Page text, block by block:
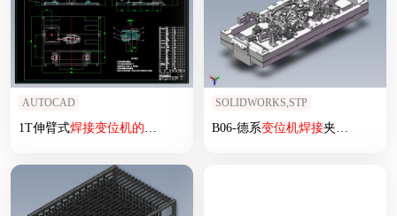
AUTOCAD
1T伸臂式焊接变位机的 设计（含CAD图纸+说明书）
SOLIDWORKS,STP
B06-德系变位机焊接夹具分总成